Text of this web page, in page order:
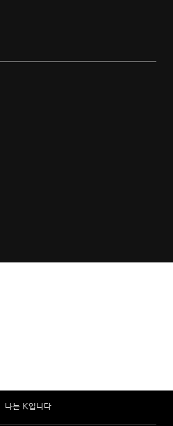
나는 K입니다